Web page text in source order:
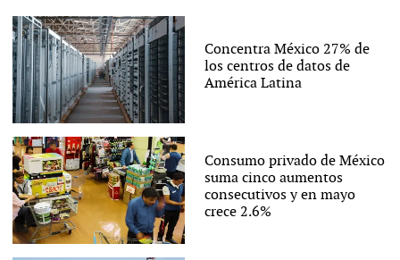
Concentra México 27% de
los centros de datos de
América Latina
Consumo privado de México
suma cinco aumentos
consecutivos y en mayo
crece 2.6%